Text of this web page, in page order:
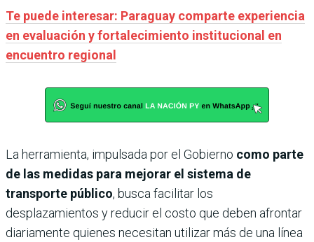
Te puede interesar: Paraguay comparte experiencia
en evaluación y fortalecimiento institucional en
encuentro regional
La herramienta, impulsada por el Gobierno como parte
de las medidas para mejorar el sistema de
transporte público, busca facilitar los
desplazamientos y reducir el costo que deben afrontar
diariamente quienes necesitan utilizar más de una línea